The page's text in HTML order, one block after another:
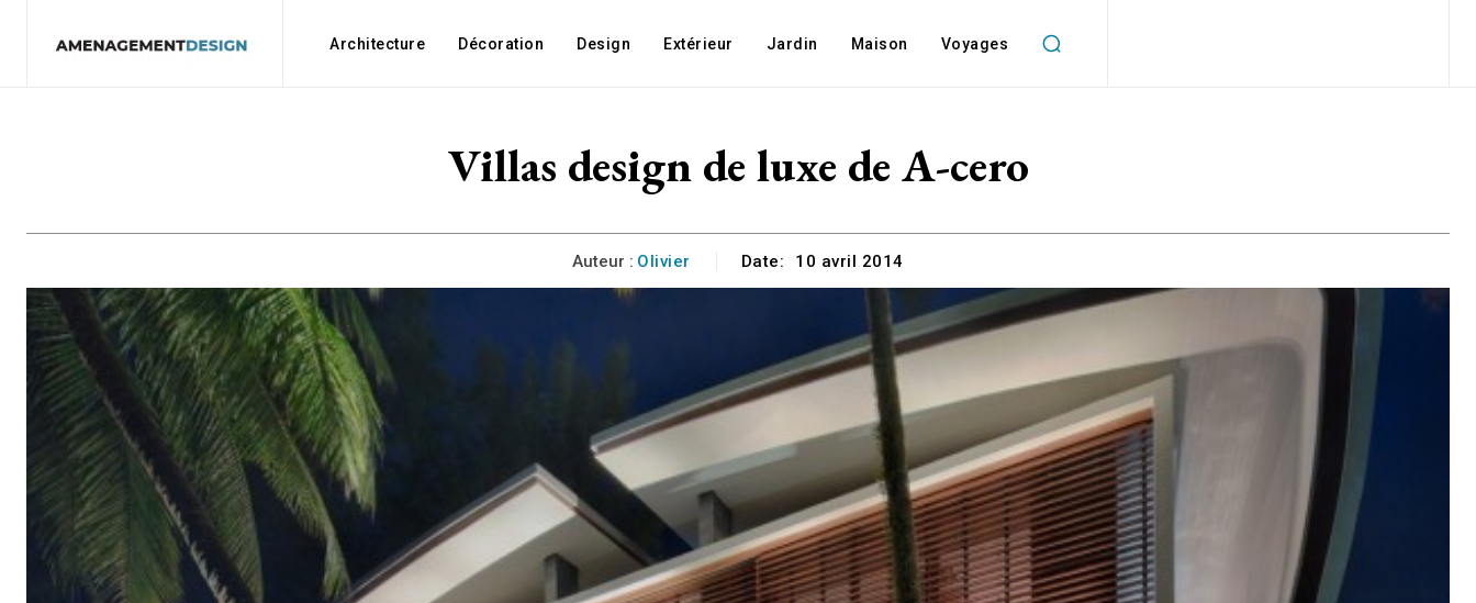
Architecture Décoration Design Extérieur Jardin Maison Voyages
Villas design de luxe de A-cero
Auteur : Olivier Date: 10 avril 2014